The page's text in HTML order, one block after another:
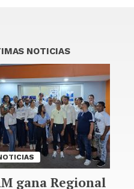
NOTICIAS
gana Regional